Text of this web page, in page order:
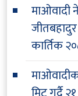
माओवादी
कार्तिक